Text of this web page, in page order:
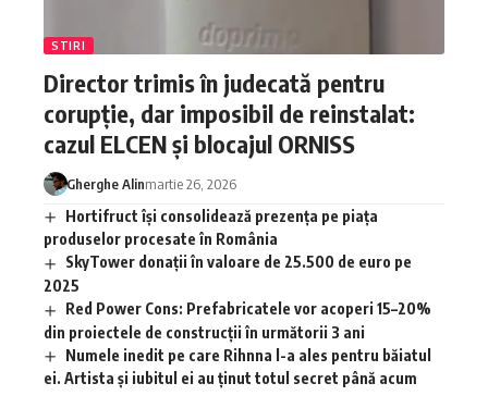
STIRI
Director trimis în judecată pentru
corupție, dar imposibil de reinstalat:
cazul ELCEN și blocajul ORNISS
Gherghe Alinmartie 26, 2026
Hortifruct își consolidează prezența pe piața
produselor procesate în România
SkyTower donații în valoare de 25.500 de euro pe
2025
Red Power Cons: Prefabricatele vor acoperi 15–20%
din proiectele de construcții în următorii 3 ani
Numele inedit pe care Rihnna l-a ales pentru băiatul
ei. Artista și iubitul ei au ținut totul secret până acum